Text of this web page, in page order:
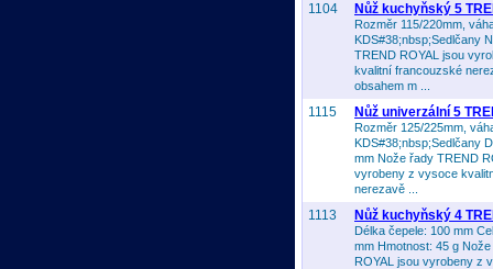
1104 Nůž kuchyňský 5
Rozměr 115/220mm,
KDS#38;nbsp;Sedlčany
TREND ROYAL jsou
kvalitní francouzské
obsahem m ...
1115 Nůž univerzální 5
Rozměr 125/225mm,
KDS#38;nbsp;Sedlčany
mm Nože řady TREND
vyrobeny z vysoce
nerezavě ...
1113 Nůž kuchyňský 4
Délka čepele: 100 mm
mm Hmotnost: 45 g
ROYAL jsou vyrobeny z